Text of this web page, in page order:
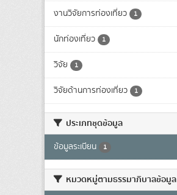
งานวิจัยการท่องเที่ยว 1
นักท่องเที่ยว 1
วิจัย 1
วิจัยด้านการท่องเที่ยว 1
ประเภทชุดข้อมูล
ข้อมูลระเบียน 1
หมวดหมู่ตามธรรมาภิบาลข้อมูล